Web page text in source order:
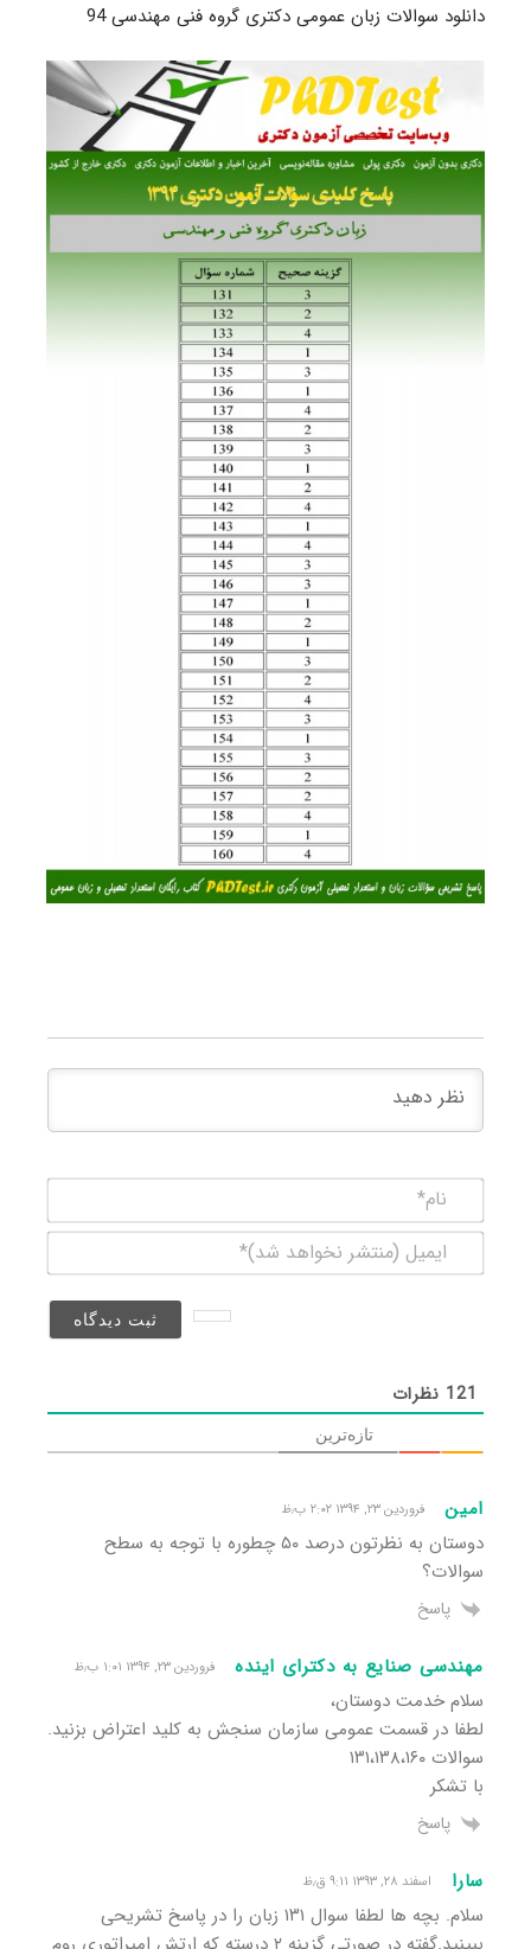
دانلود سوالات زبان عمومی دکتری گروه فنی مهندسی 94
(منتشر
121 نظرات
تازه‌ترین
امین فروردین ۲۳, ۱۳۹۴ ۲:۰۲ ب٫ظ
دوستان به نظرتون درصد ۵۰ چطوره با توجه به سطح
سوالات؟
پاسخ
مهندسی صنایع به دکترای اینده فروردین ۲۳, ۱۳۹۴ ۱:۰۱ ب٫ظ
سلام خدمت دوستان،
لطفا در قسمت عمومی سازمان سنجش به کلید اعتراض بزنید.
سوالات ١٣١،١٣٨،١۶٠
با تشکر
پاسخ
سارا اسفند ۲۸, ۱۳۹۳ ۹:۱۱ ق٫ظ
سلام. بچه ها لطفا سوال ۱۳۱ زبان را در پاسخ تشریحی